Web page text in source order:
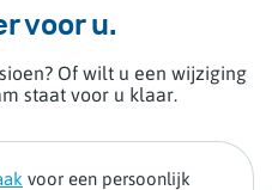
voor u.
Of wilt u een wijziging
staat voor u klaar.
voor een persoonlijk